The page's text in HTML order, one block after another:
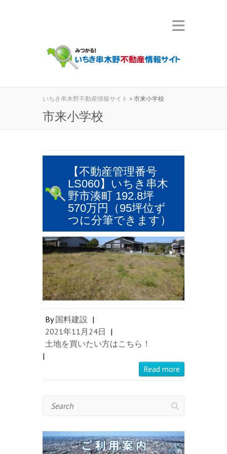
いちき串木野不動産情報サイト > 市来小学校
市来小学校
【不動産管理番号
LS060】いちき串木
野市湊町 192.8坪
570万円（95坪位ず
つに分筆できます）
By国料建設 |
2021年11月24日 |
土地を買いたい方はこちら！
|
Read more
Search